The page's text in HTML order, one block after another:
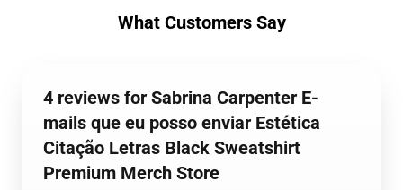
What Customers Say
4 reviews for Sabrina Carpenter E-
mails que eu posso enviar Estética
Citação Letras Black Sweatshirt
Premium Merch Store